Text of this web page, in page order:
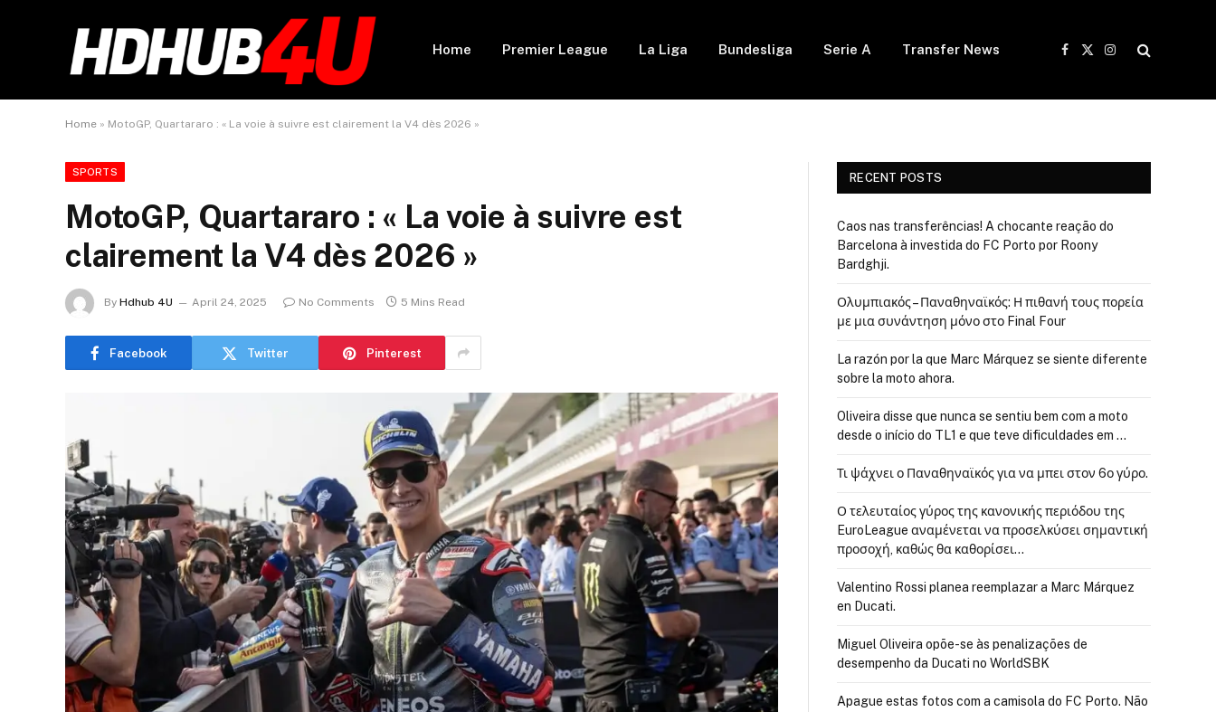
Home Premier League La Liga Bundesliga Serie A Transfer News
Facebook
X
Instagram
Home » MotoGP, Quartararo : « La voie à suivre est clairement la V4 dès 2026 »
SPORTS
MotoGP, Quartararo : « La voie à suivre est
clairement la V4 dès 2026 »
By Hdhub 4U April 24, 2025 No Comments 5 Mins Read
Facebook Twitter Pinterest
RECENT POSTS
Caos nas transferências! A chocante reação do
Barcelona à investida do FC Porto por Roony
Bardghji.
Ολυμπιακός – Παναθηναϊκός: Η πιθανή τους πορεία
με μια συνάντηση μόνο στο Final Four
La razón por la que Marc Márquez se siente diferente
sobre la moto ahora.
Oliveira disse que nunca se sentiu bem com a moto
desde o início do TL1 e que teve dificuldades em …
Τι ψάχνει ο Παναθηναϊκός για να μπει στον 6ο γύρο.
Ο τελευταίος γύρος της κανονικής περιόδου της
EuroLeague αναμένεται να προσελκύσει σημαντική
προσοχή, καθώς θα καθορίσει…
Valentino Rossi planea reemplazar a Marc Márquez
en Ducati.
Miguel Oliveira opõe-se às penalizações de
desempenho da Ducati no WorldSBK
Apague estas fotos com a camisola do FC Porto. Não